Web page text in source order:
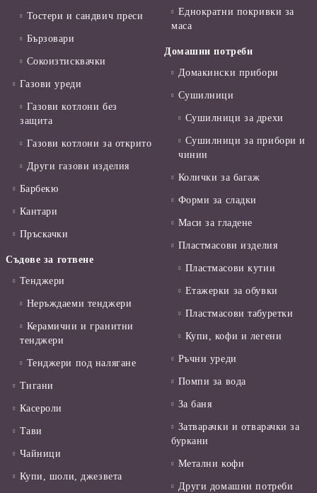
Тостери и сандвич преси
Бързовари
Сокоизтисквачки
Газови уреди
Газови котлони без
защита
Газови котлони за открито
Други газови изделия
Барбекю
Кантари
Пръскачки
Съдове за готвене
Тенджери
Неръждаеми тенджери
Керамични и гранитни
тенджери
Тенджери под налягане
Тигани
Касероли
Тави
Чайници
Купи, шоли, джезвета
Еднократни покривки за
маса
Домашни потреби
Домакински прибори
Сушилници
Сушилници за дрехи
Сушилници за прибори и
чинии
Колички за багаж
Форми за сладки
Маси за гладене
Пластмасови изделия
Пластмасови кутии
Етажерки за обувки
Пластмасови табуретки
Купи, кофи и легени
Ръчни уреди
Помпи за вода
За баня
Затварачки и отварачки за
буркани
Метални кофи
Други домашни потреби